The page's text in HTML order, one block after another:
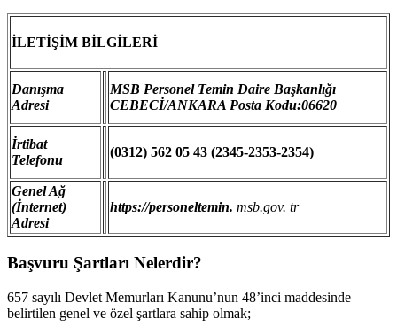
İLETİŞİM BİLGİLERİ
Danışma
Adresi
MSB Personel Temin Daire Başkanlığı
CEBECİ/ANKARA Posta Kodu:06620
İrtibat
Telefonu
(0312) 562 05 43 (2345-2353-2354)
Genel Ağ
(İnternet)
Adresi
https://personeltemin. msb.gov. tr
Başvuru Şartları Nelerdir?
657 sayılı Devlet Memurları Kanunu’nun 48’inci maddesinde
belirtilen genel ve özel şartlara sahip olmak;